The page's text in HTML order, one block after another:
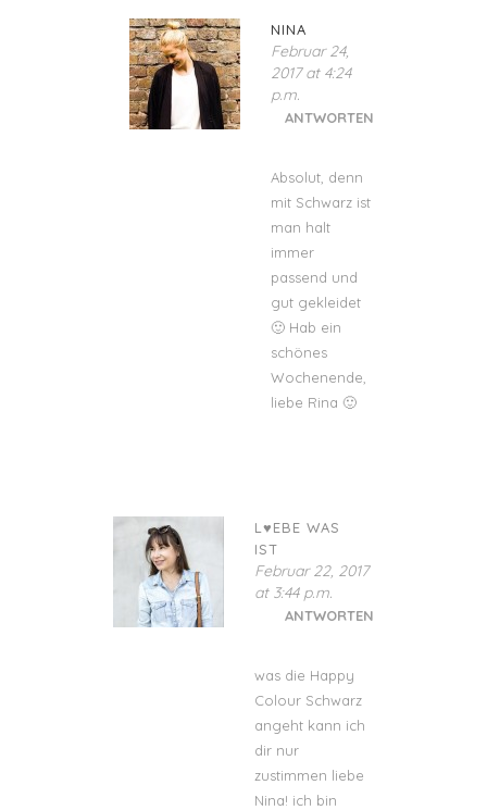
NINA
Februar 24,
2017 at 4:24
p.m.
ANTWORTEN
Absolut, denn
mit Schwarz ist
man halt
immer
passend und
gut gekleidet
🙂 Hab ein
schönes
Wochenende,
liebe Rina 🙂
L♥EBE WAS
IST
Februar 22, 2017
at 3:44 p.m.
ANTWORTEN
was die Happy
Colour Schwarz
angeht kann ich
dir nur
zustimmen liebe
Nina! ich bin